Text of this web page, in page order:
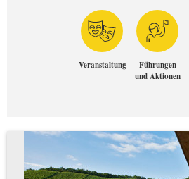
Veranstaltung
Führungen
und Aktionen